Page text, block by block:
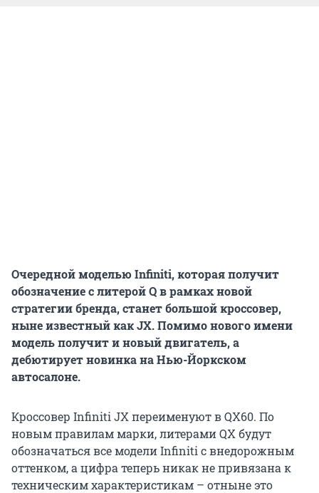
Очередной моделью Infiniti, которая получит
обозначение с литерой Q в рамках новой
стратегии бренда, станет большой кроссовер,
ныне известный как JX. Помимо нового имени
модель получит и новый двигатель, а
дебютирует новинка на Нью-Йоркском
автосалоне.
Кроссовер Infiniti JX переименуют в QX60. По
новым правилам марки, литерами QX будут
обозначаться все модели Infiniti с внедорожным
оттенком, а цифра теперь никак не привязана к
техническим характеристикам – отныне это